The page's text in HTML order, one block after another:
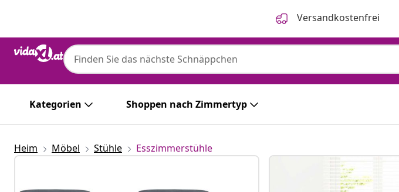
Versandkostenfrei
Kategorien Shoppen nach Zimmertyp
Heim Möbel Stühle Esszimmerstühle